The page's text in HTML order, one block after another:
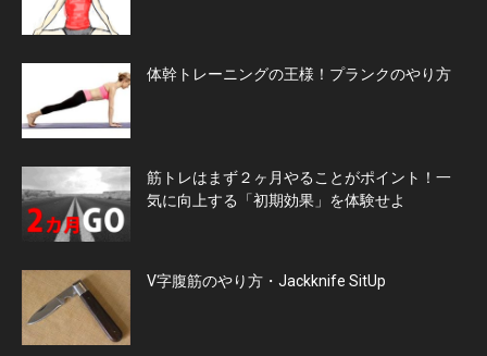
体幹トレーニングの王様！プランクのやり方
筋トレはまず２ヶ月やることがポイント！一
気に向上する「初期効果」を体験せよ
V字腹筋のやり方・Jackknife SitUp